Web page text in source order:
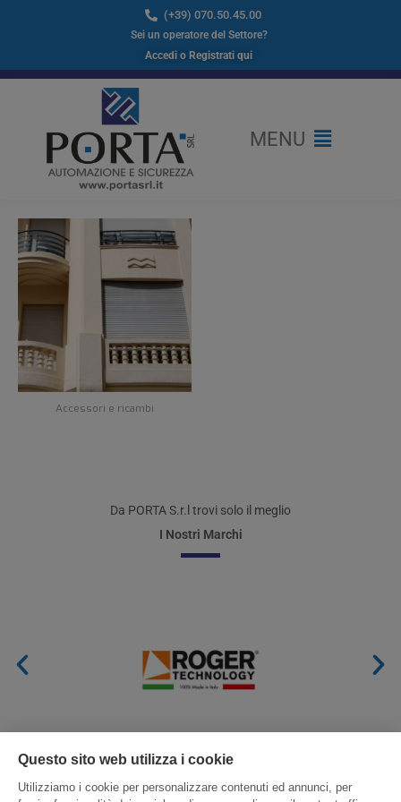
(+39) 070.50.45.00​
Sei un operatore del Settore?
Accedi o Registrati qui
Flyout
MENU
Accessori e ricambi
Da PORTA S.r.l trovi solo il meglio
I Nostri Marchi
Questo sito web utilizza i cookie
Utilizziamo i cookie per personalizzare contenuti ed annunci, per